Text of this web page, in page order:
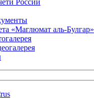
России
«Маглюмат аль-Булгар»